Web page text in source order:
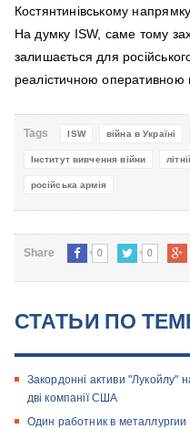
Костянтинівському напрямку.
На думку ISW, саме тому
залишається для
реалістичною оперативною
Tags ISW війна в Україні
Інститут вивчення війни
російська армія
Share 0 0
СТАТЬИ ПО
Закордонні активи "Лукойлу"
дві компанії США
Один работник в